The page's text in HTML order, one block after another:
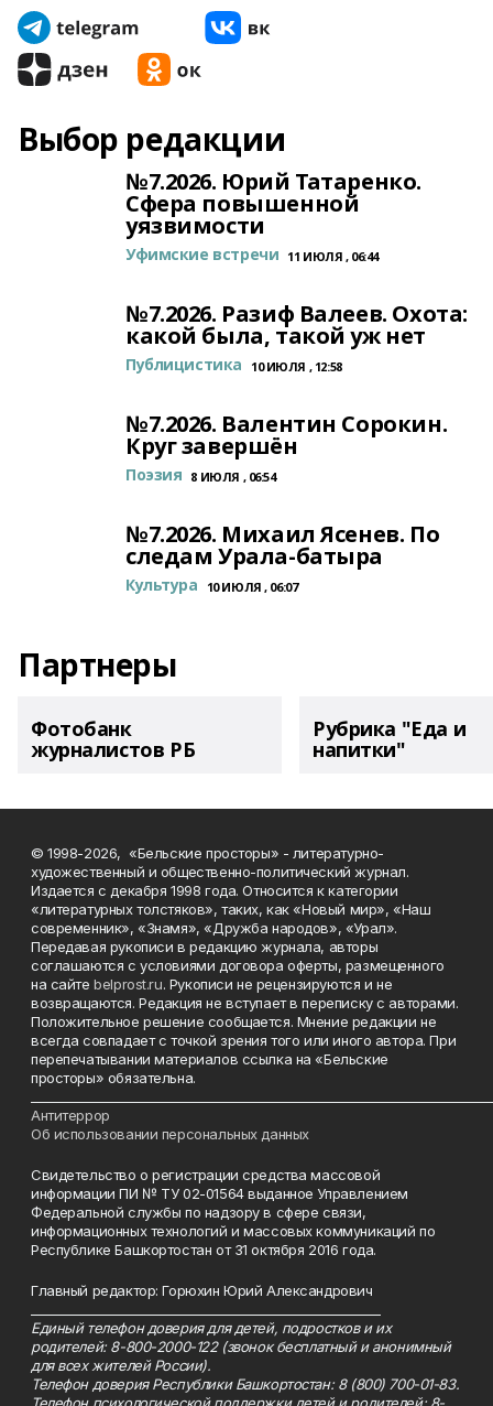
Выбор редакции
№7.2026. Юрий Татаренко.
Сфера повышенной
уязвимости
Уфимские встречи 11 ИЮЛЯ , 06:44
№7.2026. Разиф Валеев. Охота:
какой была, такой уж нет
Публицистика 10 ИЮЛЯ , 12:58
№7.2026. Валентин Сорокин.
Круг завершён
Поэзия 8 ИЮЛЯ , 06:54
№7.2026. Михаил Ясенев. По
следам Урала-батыра
Культура 10 ИЮЛЯ , 06:07
Партнеры
Фотобанк
журналистов РБ
Рубрика "Еда и
напитки"
© 1998-2026, «Бельские просторы» - литературно-
художественный и общественно-политический журнал.
Издается с декабря 1998 года. Относится к категории
«литературных толстяков», таких, как «Новый мир», «Наш
современник», «Знамя», «Дружба народов», «Урал».
Передавая рукописи в редакцию журнала, авторы
соглашаются с условиями договора оферты, размещенного
на сайтеbelprost.ru. Рукописи не рецензируются и не
возвращаются. Редакция не вступает в переписку с авторами.
Положительное решение сообщается. Мнение редакции не
всегда совпадает с точкой зрения того или иного автора. При
перепечатывании материалов ссылка на «Бельские
просторы» обязательна.
Антитеррор
Об использовании персональных данных
Свидетельство о регистрации средства массовой
информации ПИ № ТУ 02-01564 выданное Управлением
Федеральной службы по надзору в сфере связи,
информационных технологий и массовых коммуникаций по
Республике Башкортостан от 31 октября 2016 года.
Главный редактор: Горюхин Юрий Александрович
Единый телефон доверия для детей, подростков и их
родителей: 8-800-2000-122 (звонок бесплатный и анонимный
для всех жителей России).
Телефон доверия Республики Башкортостан: 8 (800) 700-01-83.